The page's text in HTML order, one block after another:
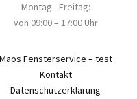
Montag - Freitag:
von 09:00 – 17:00 Uhr
Maos Fensterservice – test
Kontakt
Datenschutzerklärung